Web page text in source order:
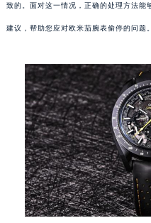
致的。面对这一情况，正确的处理方法能
建议，帮助您应对欧米茄腕表偷停的问题。